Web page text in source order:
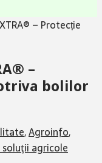
– Protecție
–
bolilor
,Agroinfo,
agricole